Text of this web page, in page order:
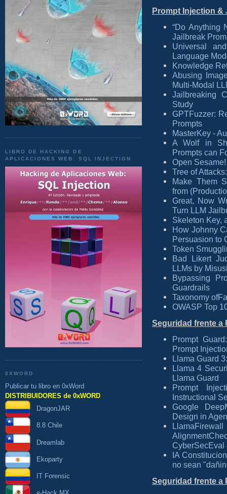
LIBRO DE HACKING DE
APLICACIONES WEB: SQL INJECTION
0XWORD
Publicar tu libro en 0xWord
DISTRIBUIDORES de 0xWORD
DragonJAR
8.8 Chile
Dreamlab
Ekoparty
IT Forensic
Prompt Injection &
“Do Anything
Jailbreak
Universal
Language
Knowledge
Abusing
Multi-Modal
Jailbreaking
Study
GPTFuzzer:
Prompts
MasterKey -
A Wolf in
Prompts can
Open
Tree of
Make Them
from
Great, Now
Turn LLM
Skeleton Key,
How Johnny
Persuasion to
Token
Bad Likert
LLMs by
Bypassing
Guardrails
Taxonomy
OWASP Top
Seguridad frente a
Prompt
Prompt
Llama Guard
Llama 4
Llama Guard
Prompt
Instructional
Google
Design in
CyberSecEval
IA
no sean
Seguridad frente a